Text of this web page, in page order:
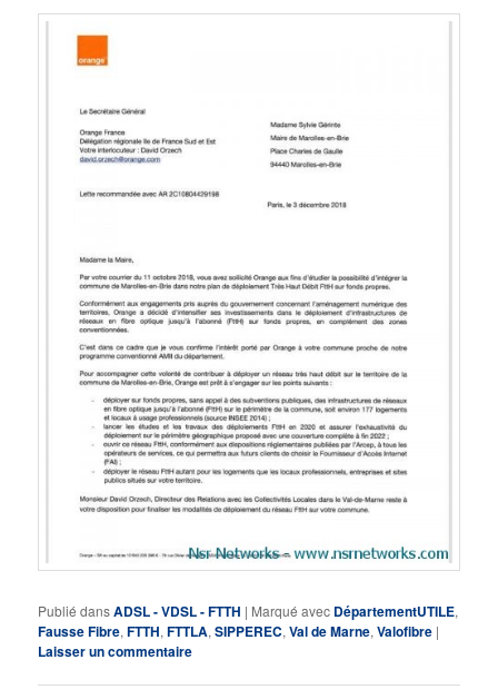
Publié dansADSL - VDSL - FTTH | Marqué avec DépartementUTILE,
Fausse Fibre,FTTH,FTTLA,SIPPEREC,Val de Marne,Valofibre |
Laisser un commentaire